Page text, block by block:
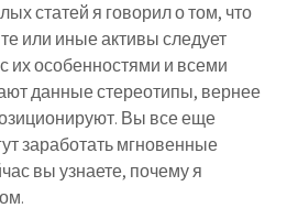
статей я говорил о том, что
или иные активы следует
их особенностями и всеми
данные стереотипы, вернее
Вы все еще
заработать мгновенные
вы узнаете, почему я